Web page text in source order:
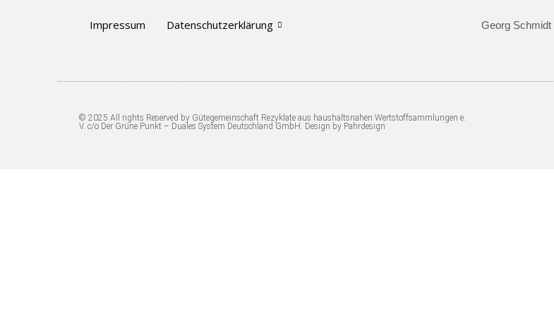
Impressum Datenschutzerklärung Georg Schmidt
© 2025 All rights Reserved by Gütegemeinschaft Rezyklate aus haushaltsnahen Wertstoffsammlungen e.
V. c/o Der Grüne Punkt – Duales System Deutschland GmbH. Design by Pahrdesign